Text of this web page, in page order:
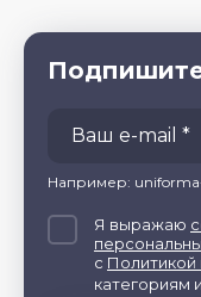
Например:
Я выражаю
с Политикой
категориям